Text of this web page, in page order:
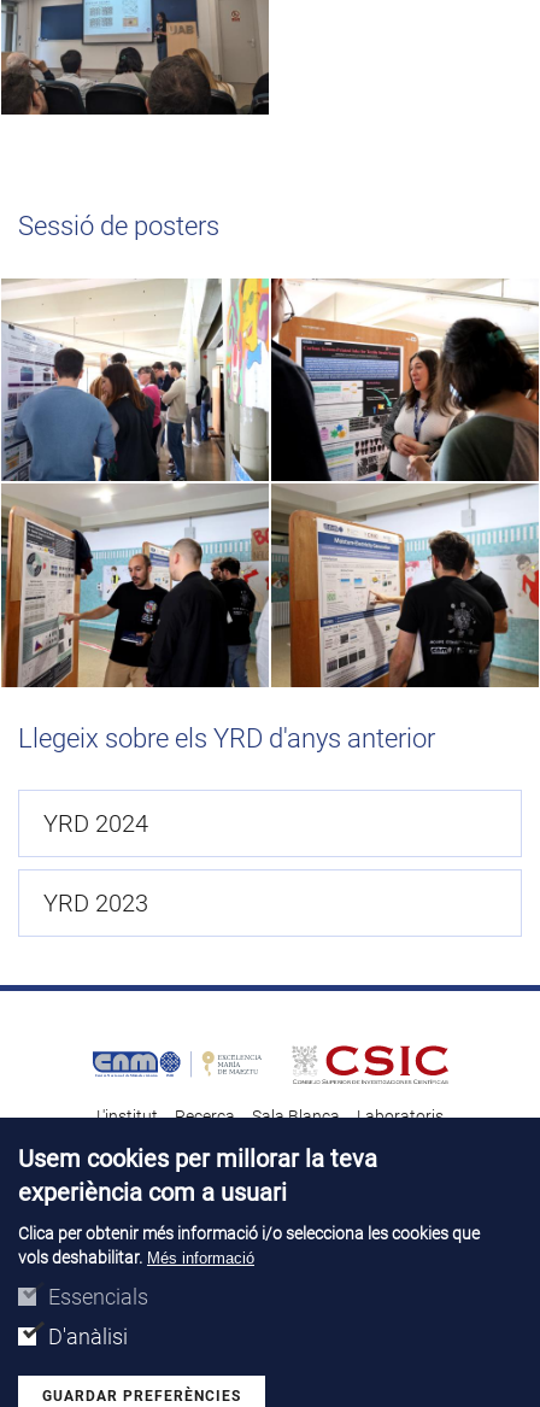
Sessió de posters
Llegeix sobre els YRD d'anys anterior
YRD 2024
YRD 2023
L'institut Recerca Sala Blanca
Laboratoris
Transferència tecnològica
Notícies & Divulgació
Contacte Talent
Avís legal Perfil del contractant
Usem cookies per millorar la teva
experiència com a usuari
Clica per obtenir més informació i/o selecciona les cookies que
vols deshabilitar. Més informació
Essencials
D'anàlisi
GUARDAR PREFERÈNCIES